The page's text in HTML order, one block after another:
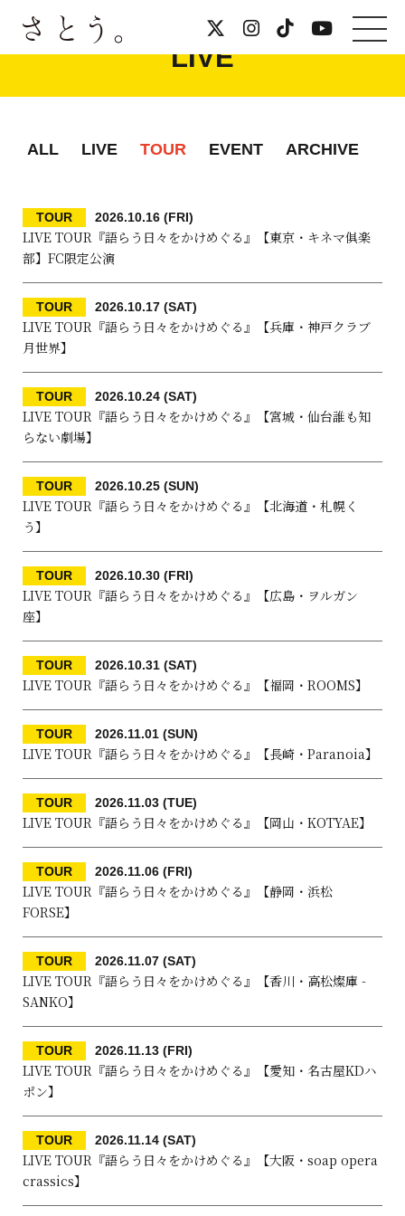
LIVE
ALL LIVE TOUR EVENT ARCHIVE
TOUR 2026.10.16 (FRI)
LIVE TOUR『語らう日々をかけめぐる』【東京・キネマ俱楽
部】FC限定公演
TOUR 2026.10.17 (SAT)
LIVE TOUR『語らう日々をかけめぐる』【兵庫・神戸クラブ
月世界】
TOUR 2026.10.24 (SAT)
LIVE TOUR『語らう日々をかけめぐる』【宮城・仙台誰も知
らない劇場】
TOUR 2026.10.25 (SUN)
LIVE TOUR『語らう日々をかけめぐる』【北海道・札幌く
う】
TOUR 2026.10.30 (FRI)
LIVE TOUR『語らう日々をかけめぐる』【広島・ヲルガン
座】
TOUR 2026.10.31 (SAT)
LIVE TOUR『語らう日々をかけめぐる』【福岡・ROOMS】
TOUR 2026.11.01 (SUN)
LIVE TOUR『語らう日々をかけめぐる』【長崎・Paranoia】
TOUR 2026.11.03 (TUE)
LIVE TOUR『語らう日々をかけめぐる』【岡山・KOTYAE】
TOUR 2026.11.06 (FRI)
LIVE TOUR『語らう日々をかけめぐる』【静岡・浜松
FORSE】
TOUR 2026.11.07 (SAT)
LIVE TOUR『語らう日々をかけめぐる』【香川・高松燦庫 -
SANKO】
TOUR 2026.11.13 (FRI)
LIVE TOUR『語らう日々をかけめぐる』【愛知・名古屋KDハ
ポン】
TOUR 2026.11.14 (SAT)
LIVE TOUR『語らう日々をかけめぐる』【大阪・soap opera
crassics】